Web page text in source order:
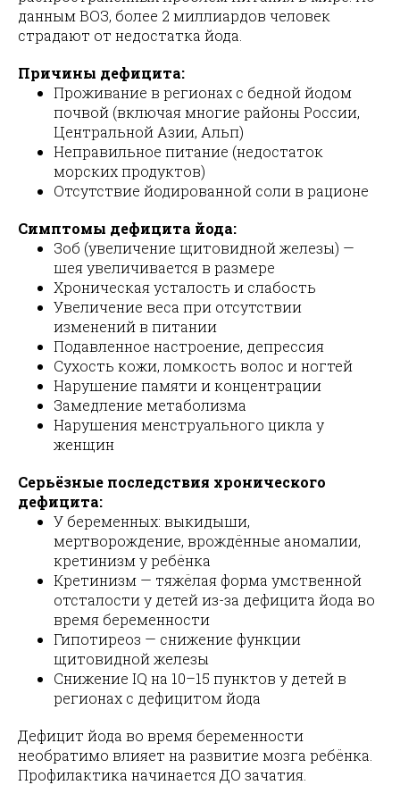
данным ВОЗ, более 2 миллиардов человек
страдают от недостатка йода.
Причины дефицита:
Проживание в регионах с бедной йодом
почвой (включая многие районы России,
Центральной Азии, Альп)
Неправильное питание (недостаток
морских продуктов)
Отсутствие йодированной соли в рационе
Симптомы дефицита йода:
Зоб (увеличение щитовидной железы) —
шея увеличивается в размере
Хроническая усталость и слабость
Увеличение веса при отсутствии
изменений в питании
Подавленное настроение, депрессия
Сухость кожи, ломкость волос и ногтей
Нарушение памяти и концентрации
Замедление метаболизма
Нарушения менструального цикла у
женщин
Серьёзные последствия хронического
дефицита:
У беременных: выкидыши,
мертворождение, врождённые аномалии,
кретинизм у ребёнка
Кретинизм — тяжёлая форма умственной
отсталости у детей из-за дефицита йода во
время беременности
Гипотиреоз — снижение функции
щитовидной железы
Снижение IQ на 10–15 пунктов у детей в
регионах с дефицитом йода
Дефицит йода во время беременности
необратимо влияет на развитие мозга ребёнка.
Профилактика начинается ДО зачатия.